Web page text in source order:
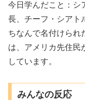
今日学んだこと：シ
長、チーフ・シアト
ちなんで名付けられ
は、アメリカ先住民
しています。
みんなの反応